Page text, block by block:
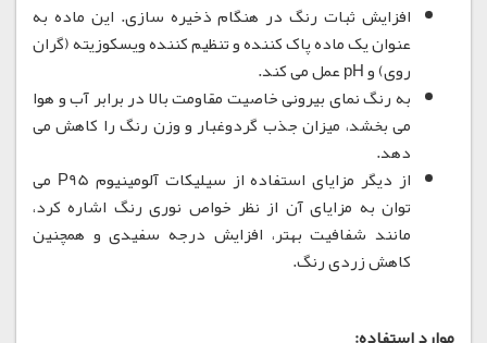
افزایش ثبات رنگ در هنگام ذخیره سازی. این ماده به
عنوان یک ماده پاک کننده و تنظیم کننده ویسکوزیته (گران
روی) و pH عمل می کند.
به رنگ نمای بیرونی خاصیت مقاومت بالا در برابر آب و هوا
می بخشد، میزان جذب گردوغبار و وزن رنگ را کاهش می
دهد.
از دیگر مزایای استفاده از سیلیکات آلومینیوم P95 می
توان به مزایای آن از نظر خواص نوری رنگ اشاره کرد،
مانند شفافیت بهتر، افزایش درجه سفیدی و همچنین
کاهش زردی رنگ.